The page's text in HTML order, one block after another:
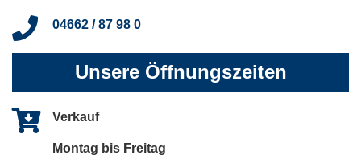
04662 / 87 98 0
Unsere Öffnungszeiten
Verkauf
Montag bis Freitag